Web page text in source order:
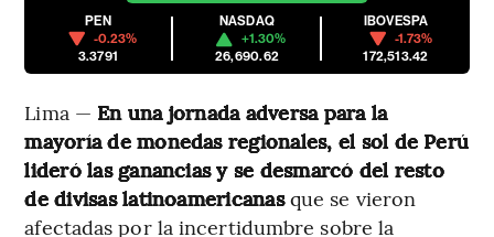
PEN
-0.23%
3.3791
NASDAQ
+1.30%
26,690.62
IBOVESPA
-1.73%
172,513.42
Lima — En una jornada adversa para la
mayoría de monedas regionales, el sol de Perú
lideró las ganancias y se desmarcó del resto
de divisas latinoamericanasque se vieron
afectadas por la incertidumbre sobre la